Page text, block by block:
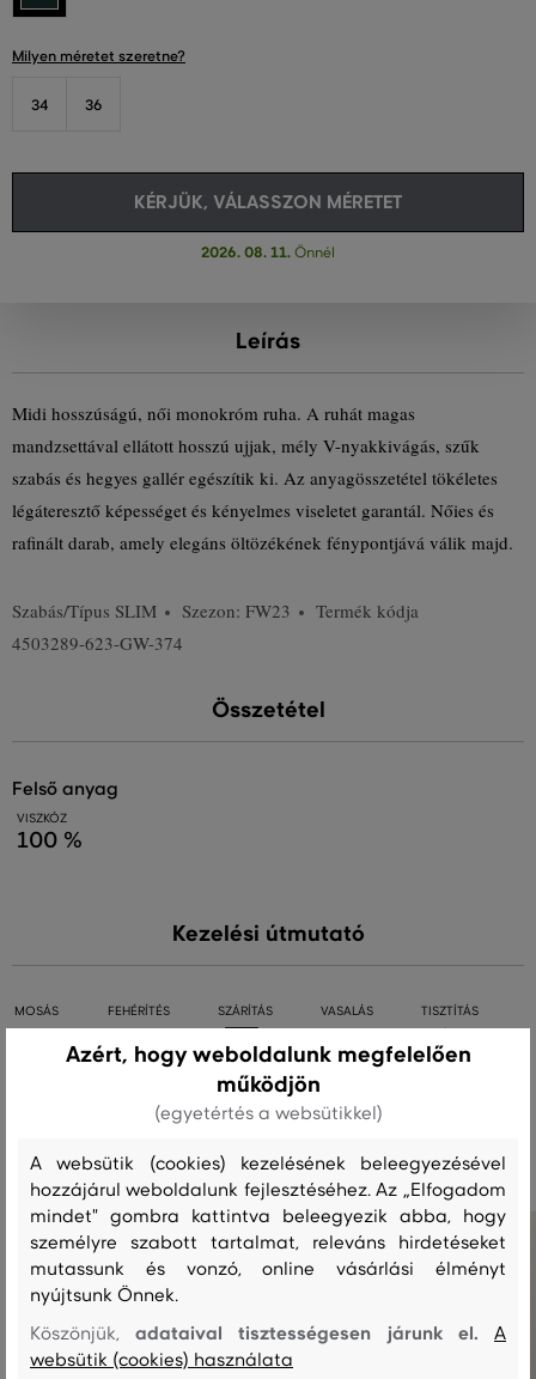
Milyen méretet szeretne?
34 36
KÉRJÜK, VÁLASSZON MÉRETET
2026. 08. 11. Önnél
Leírás
Midi hosszúságú, női monokróm ruha. A ruhát magas
mandzsettával ellátott hosszú ujjak, mély V-nyakkivágás, szűk
szabás és hegyes gallér egészítik ki. Az anyagösszetétel tökéletes
légáteresztő képességet és kényelmes viseletet garantál. Nőies és
rafinált darab, amely elegáns öltözékének fénypontjává válik majd.
Szabás/Típus SLIM Szezon: FW23
Termék kódja
4503289-623-GW-374
Összetétel
felső anyag
VISZKÓZ
100 %
Kezelési útmutató
MOSÁS FEHÉRÍTÉS SZÁRÍTÁS VASALÁS TISZTÍTÁS
Ajánlott termékek
Azért, hogy weboldalunk megfelelően
működjön
(egyetértés a websütikkel)
A websütik (cookies) kezelésének beleegyezésével
hozzájárul weboldalunk fejlesztéséhez. Az „Elfogadom
mindet" gombra kattintva beleegyezik abba, hogy
személyre szabott tartalmat, releváns hirdetéseket
mutassunk és vonzó, online vásárlási élményt
nyújtsunk Önnek.
Köszönjük,adataival tisztességesen járunk el.A
websütik (cookies) használata